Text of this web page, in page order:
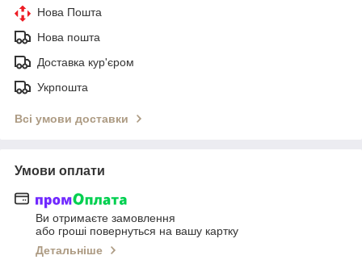
Нова Пошта
Нова пошта
Доставка кур'єром
Укрпошта
Всі умови доставки
Умови оплати
Ви отримаєте замовлення
або гроші повернуться на вашу картку
Детальніше